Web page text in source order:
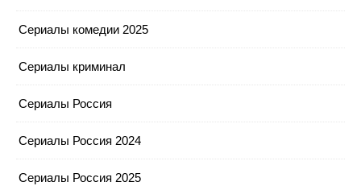
Сериалы комедии 2025
Сериалы криминал
Сериалы Россия
Сериалы Россия 2024
Сериалы Россия 2025